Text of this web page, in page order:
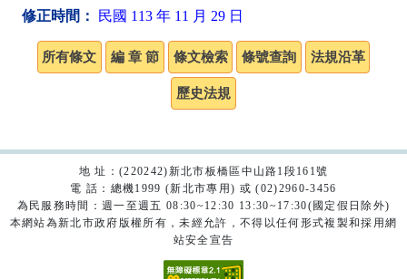
修正時間：
民國 113 年 11 月 29 日
地 址：(220242)新北市板橋區中山路1段161號
電 話：總機1999 (新北市專用) 或 (02)2960-3456
為民服務時間：週一至週五 08:30~12:30 13:30~17:30(國定假日除外)
本網站為新北市政府版權所有，未經允許，不得以任何形式複製和採用網
站安全宣告